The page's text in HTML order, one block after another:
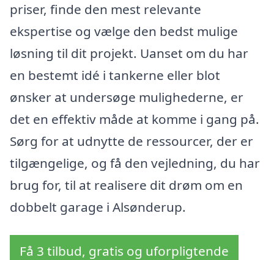
priser, finde den mest relevante
ekspertise og vælge den bedst mulige
løsning til dit projekt. Uanset om du har
en bestemt idé i tankerne eller blot
ønsker at undersøge mulighederne, er
det en effektiv måde at komme i gang på.
Sørg for at udnytte de ressourcer, der er
tilgængelige, og få den vejledning, du har
brug for, til at realisere dit drøm om en
dobbelt garage i Alsønderup.
Få 3 tilbud, gratis og uforpligtende